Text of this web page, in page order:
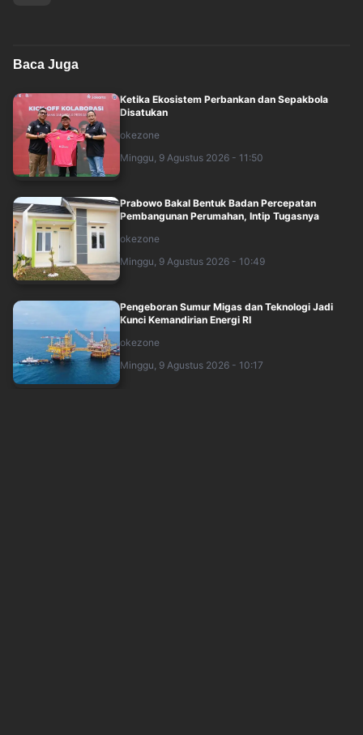
Baca Juga
Ketika Ekosistem Perbankan dan Sepakbola
Disatukan
okezone
Minggu, 9 Agustus 2026 - 11:50
Prabowo Bakal Bentuk Badan Percepatan
Pembangunan Perumahan, Intip Tugasnya
okezone
Minggu, 9 Agustus 2026 - 10:49
Pengeboran Sumur Migas dan Teknologi Jadi
Kunci Kemandirian Energi RI
okezone
Minggu, 9 Agustus 2026 - 10:17